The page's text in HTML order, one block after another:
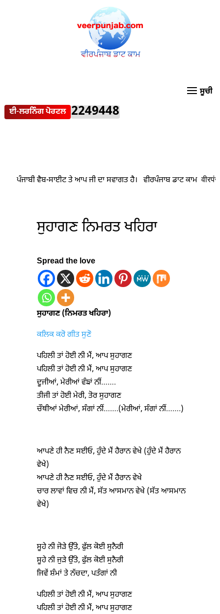
ਈ-ਲਰਨਿੰਗ ਪੋਰਟਲ 2249448
ਸੁਹਾਗਣ ਨਿਮਰਤ ਖਹਿਰਾ
Spread the love
ਸੁਹਾਗਣ (ਨਿਮਰਤ ਖਹਿਰਾ)
ਕਲਿਕ ਕਰੋ ਗੀਤ ਸੁਣੋ
ਪਹਿਲੀ ਤਾਂ ਹੋਈ ਨੀ ਮੈਂ, ਆਪ ਸੁਹਾਗਣ
ਪਹਿਲੀ ਤਾਂ ਹੋਈ ਨੀ ਮੈਂ, ਆਪ ਸੁਹਾਗਣ
ਦੂਜੀਆਂ, ਮੇਰੀਆਂ ਵੰਙਾਂ ਨੀਂ…….
ਤੀਜੀ ਤਾਂ ਹੋਈ ਮੇਰੀ, ਤੋਰ ਸੁਹਾਗਣ
ਚੌਥੀਆਂ ਮੇਰੀਆਂ, ਸੰਗਾਂ ਨੀਂ…….(ਮੇਰੀਆਂ, ਸੰਗਾਂ ਨੀਂ…….)
ਆਪਣੇ ਹੀ ਨੈਣ ਸਈਓ, ਹੁੰਦੇ ਮੈਂ ਹੈਰਾਨ ਵੇਖੇ (ਹੁੰਦੇ ਮੈਂ ਹੈਰਾਨ
ਵੇਖੇ)
ਆਪਣੇ ਹੀ ਨੈਣ ਸਈਓ, ਹੁੰਦੇ ਮੈਂ ਹੈਰਾਨ ਵੇਖੇ
ਚਾਰ ਲਾਵਾਂ ਵਿਚ ਨੀ ਮੈਂ, ਸੱਤ ਆਸਮਾਨ ਵੇਖੇ (ਸੱਤ ਆਸਮਾਨ
ਵੇਖੇ)
ਸੂਹੇ ਨੀ ਜੋੜੇ ਉੱਤੇ, ਫੁੱਲ ਕੋਈ ਸੁਨੈਰੀ
ਸੂਹੇ ਨੀ ਜੁੜੇ ਉੱਤੇ, ਫੁੱਲ ਕੋਈ ਸੁਨੈਰੀ
ਜਿਵੇਂ ਸ਼ੰਮਾਂ ਤੇ ਨੱਚਦਾ, ਪਤੰਗਾਂ ਨੀ
ਪਹਿਲੀ ਤਾਂ ਹੋਈ ਨੀ ਮੈਂ, ਆਪ ਸੁਹਾਗਣ
ਪਹਿਲੀ ਤਾਂ ਹੋਈ ਨੀ ਮੈਂ, ਆਪ ਸੁਹਾਗਣ